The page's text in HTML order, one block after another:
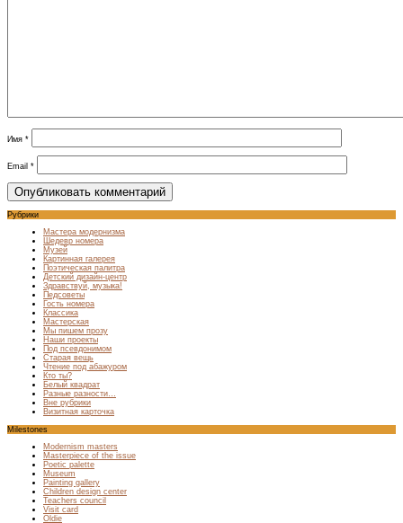
Имя *
Email *
Рубрики
Мастера модернизма
Шедевр номера
Музей
Картинная галерея
Поэтическая палитра
Детский дизайн-центр
Здравствуй, музыка!
Педсоветы
Гость номера
Классика
Мастерская
Мы пишем прозу
Наши проекты
Под псевдонимом
Старая вещь
Чтение под абажуром
Кто ты?
Белый квадрат
Разные разности…
Вне рубрики
Визитная карточка
Milestones
Modernism masters
Masterpiece of the issue
Poetic palette
Museum
Painting gallery
Children design center
Teachers council
Visit card
Oldie